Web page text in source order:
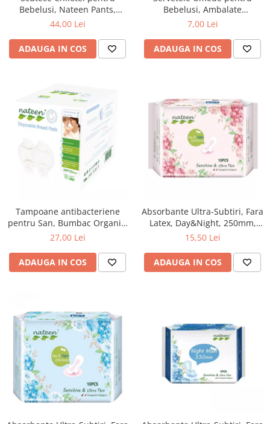
Bebelusi, Nateen Pants,
Marimea 6 (XXL) - 15-25kg,
44,00 Lei
ADAUGA IN COS
Bebelusi, Ambalate
Individual, 10buc., Nateen
7,00 Lei
ADAUGA IN COS
Tampoane antibacteriene
pentru San, Bumbac Organic,
36buc., Nateen
27,00 Lei
ADAUGA IN COS
Absorbante Ultra-Subtiri, Fara
Latex, Day&Night, 250mm,
10Buc., Nateen
15,50 Lei
ADAUGA IN COS